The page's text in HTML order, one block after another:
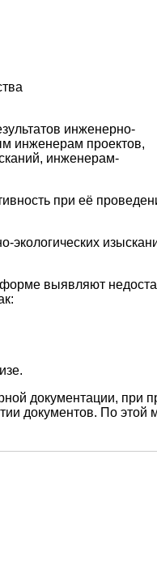
инженерно-
инженерам проектов,
инженерам-
при её
экологических
выявляют
документации, при
документов. По этой